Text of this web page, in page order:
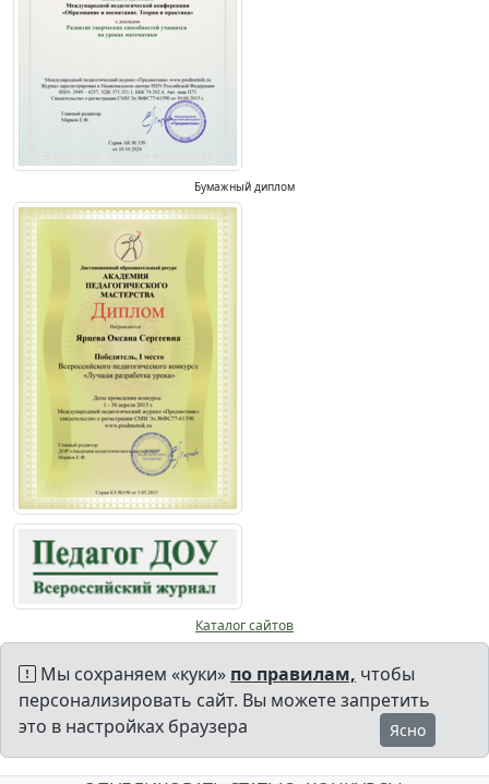
Бумажный диплом
Каталог сайтов
Мы сохраняем «куки» по правилам, чтобы
персонализировать сайт. Вы можете запретить
это в настройках браузера
Ясно